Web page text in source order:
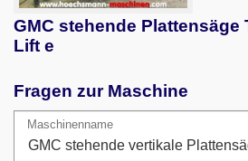
GMC stehende Plattensäge
Lift e
Fragen zur Maschine
Maschinenname